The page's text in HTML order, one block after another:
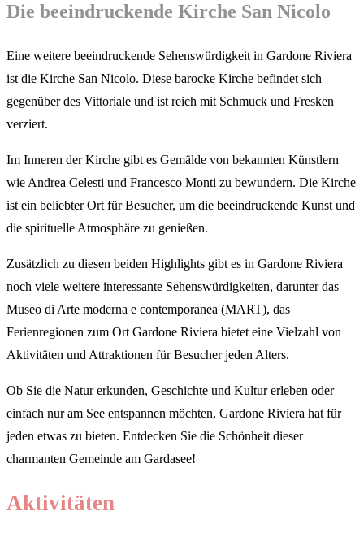
Die beeindruckende Kirche San Nicolo
Eine weitere beeindruckende Sehenswürdigkeit in Gardone Riviera
ist die Kirche San Nicolo. Diese barocke Kirche befindet sich
gegenüber des Vittoriale und ist reich mit Schmuck und Fresken
verziert.
Im Inneren der Kirche gibt es Gemälde von bekannten Künstlern
wie Andrea Celesti und Francesco Monti zu bewundern. Die Kirche
ist ein beliebter Ort für Besucher, um die beeindruckende Kunst und
die spirituelle Atmosphäre zu genießen.
Zusätzlich zu diesen beiden Highlights gibt es in Gardone Riviera
noch viele weitere interessante Sehenswürdigkeiten, darunter das
Museo di Arte moderna e contemporanea (MART), das
Ferienregionen zum Ort Gardone Riviera bietet eine Vielzahl von
Aktivitäten und Attraktionen für Besucher jeden Alters.
Ob Sie die Natur erkunden, Geschichte und Kultur erleben oder
einfach nur am See entspannen möchten, Gardone Riviera hat für
jeden etwas zu bieten. Entdecken Sie die Schönheit dieser
charmanten Gemeinde am Gardasee!
Aktivitäten